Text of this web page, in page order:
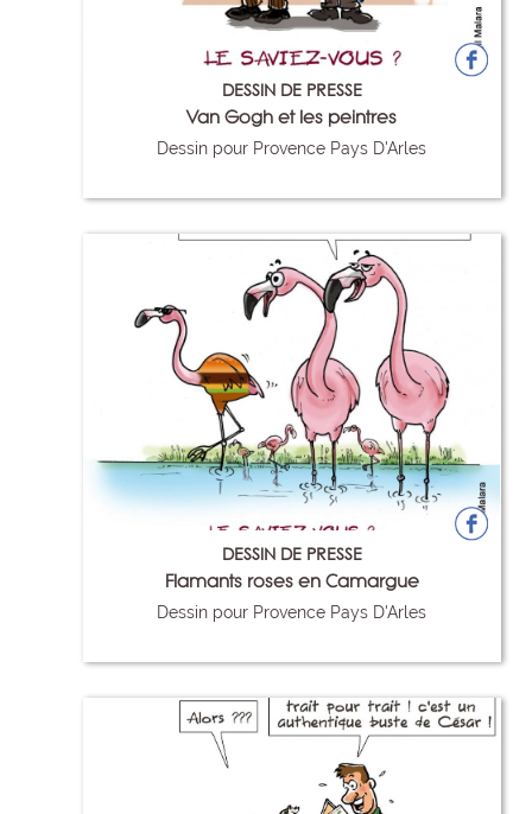
DESSIN DE PRESSE
Van Gogh et les peintres
Dessin pour Provence Pays D'Arles
DESSIN DE PRESSE
Flamants roses en Camargue
Dessin pour Provence Pays D'Arles